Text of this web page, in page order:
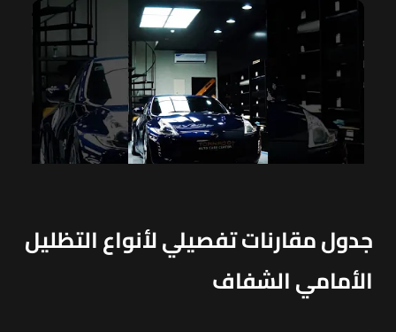
جدول مقارنات تفصيلي لأنواع التظليل
الأمامي الشفاف